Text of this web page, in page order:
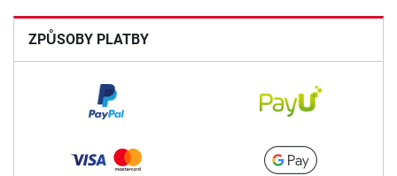
ZPŮSOBY PLATBY